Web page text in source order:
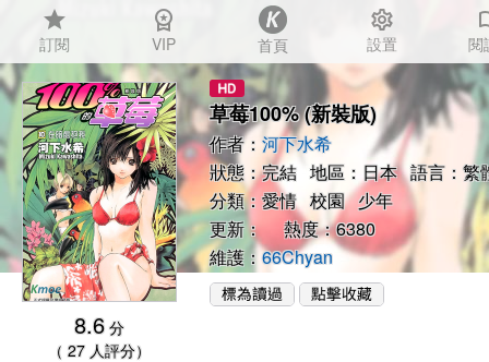
star
訂閱
workspace_premium
VIP 首頁
settings
設置 閱
8.6 分
（ 27 人評分）
草莓100% (新裝版)
作者： 河下水希
狀態：完結 地區：日本 語言：繁
分類：愛情 校園 少年
更新： 熱度：6380
維護：66Chyan